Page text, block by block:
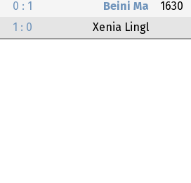
0 : 1 Beini Ma 1630
1 : 0 Xenia Lingl